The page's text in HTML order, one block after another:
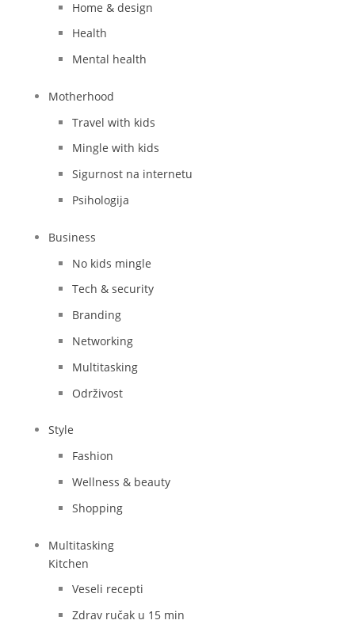
Home & design
Health
Mental health
Motherhood
Travel with kids
Mingle with kids
Sigurnost na internetu
Psihologija
Business
No kids mingle
Tech & security
Branding
Networking
Multitasking
Održivost
Style
Fashion
Wellness & beauty
Shopping
Multitasking
Kitchen
Veseli recepti
Zdrav ručak u 15 min